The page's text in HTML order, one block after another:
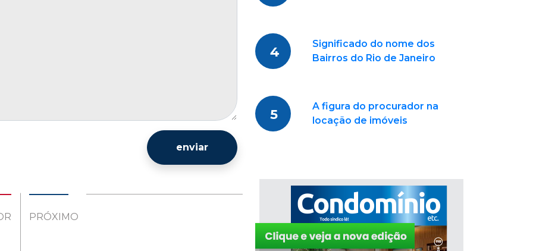
enviar
PRÓXIMO
4
Significado do nome dos
Bairros do Rio de Janeiro
5
A figura do procurador na
locação de imóveis